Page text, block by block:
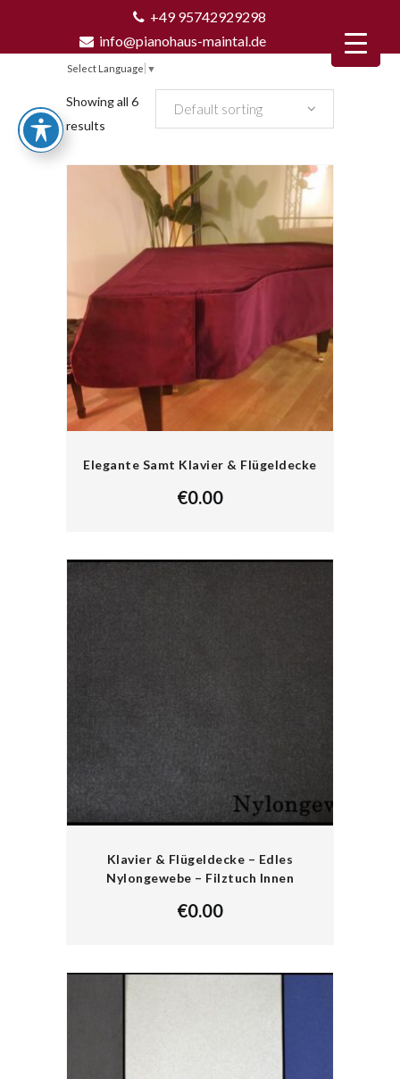
+49 95742929298
info@pianohaus-maintal.de
Select Language ▼
Showing all 6
results
Default sorting
Elegante Samt Klavier & Flügeldecke
€0.00
Klavier & Flügeldecke – Edles
Nylongewebe – Filztuch Innen
€0.00